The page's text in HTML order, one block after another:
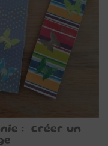
: créer un